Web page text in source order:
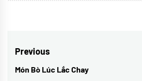
Điều
hướng
Previous
Previous
Món Bò Lúc Lắc Chay